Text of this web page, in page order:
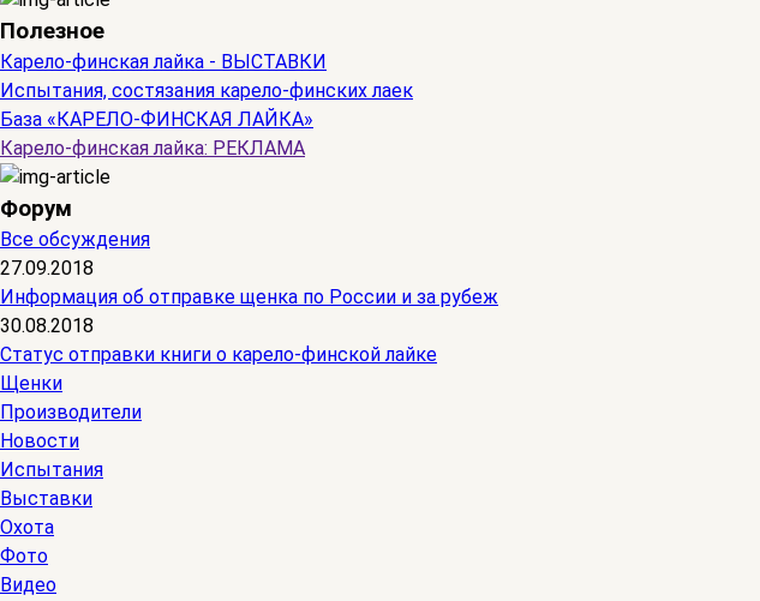
Полезное
Карело-финская лайка - ВЫСТАВКИ
Испытания, состязания карело-финских лаек
База «КАРЕЛО-ФИНСКАЯ ЛАЙКА»
Карело-финская лайка: РЕКЛАМА
Форум
Все обсуждения
27.09.2018
Информация об отправке щенка по России и за рубеж
30.08.2018
Статус отправки книги о карело-финской лайке
Щенки
Производители
Новости
Испытания
Выставки
Охота
Фото
Видео